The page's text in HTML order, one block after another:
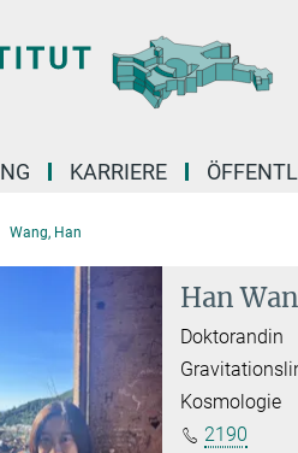
KARRIERE
Wang, Han
Han
Doktorandin
Kosmologie
2190